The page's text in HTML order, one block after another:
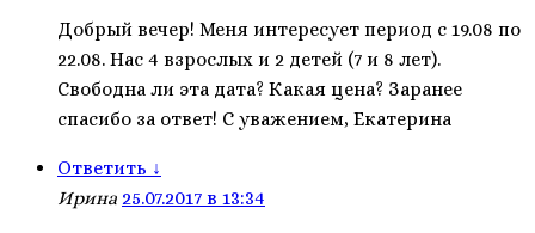
Добрый вечер! Меня интересует период с 19.08 по
22.08. Нас 4 взрослых и 2 детей (7 и 8 лет).
Свободна ли эта дата? Какая цена? Заранее
спасибо за ответ! С уважением, Екатерина
Ответить ↓
Ирина 25.07.2017 в 13:34